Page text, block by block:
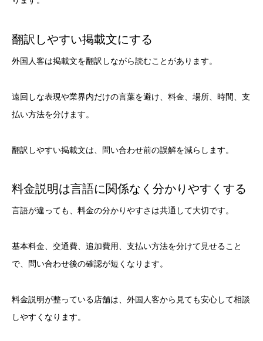
翻訳しやすい掲載文にする
外国人客は掲載文を翻訳しながら読むことがあります。
遠回しな表現や業界内だけの言葉を避け、料金、場所、時間、支
払い方法を分けます。
翻訳しやすい掲載文は、問い合わせ前の誤解を減らします。
料金説明は言語に関係なく分かりやすくする
言語が違っても、料金の分かりやすさは共通して大切です。
基本料金、交通費、追加費用、支払い方法を分けて見せること
で、問い合わせ後の確認が短くなります。
料金説明が整っている店舗は、外国人客から見ても安心して相談
しやすくなります。